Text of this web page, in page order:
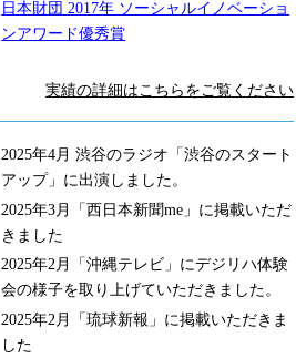
日本財団 2017年 ソーシャルイノベーショ
ンアワード優秀賞
実績の詳細はこちらをご覧ください
2025年4月 渋谷のラジオ「渋谷のスタート
アップ」に出演しました。
2025年3月「西日本新聞me」に掲載いただ
きました
2025年2月「沖縄テレビ」にデジリハ体験
会の様子を取り上げていただきました。
2025年2月「琉球新報」に掲載いただきま
した